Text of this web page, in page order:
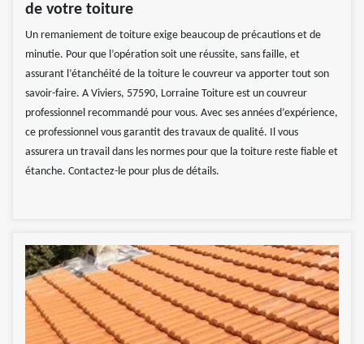
de votre toiture
Un remaniement de toiture exige beaucoup de précautions et de
minutie. Pour que l’opération soit une réussite, sans faille, et
assurant l’étanchéité de la toiture le couvreur va apporter tout son
savoir-faire. A Viviers, 57590, Lorraine Toiture est un couvreur
professionnel recommandé pour vous. Avec ses années d’expérience,
ce professionnel vous garantit des travaux de qualité. Il vous
assurera un travail dans les normes pour que la toiture reste fiable et
étanche. Contactez-le pour plus de détails.